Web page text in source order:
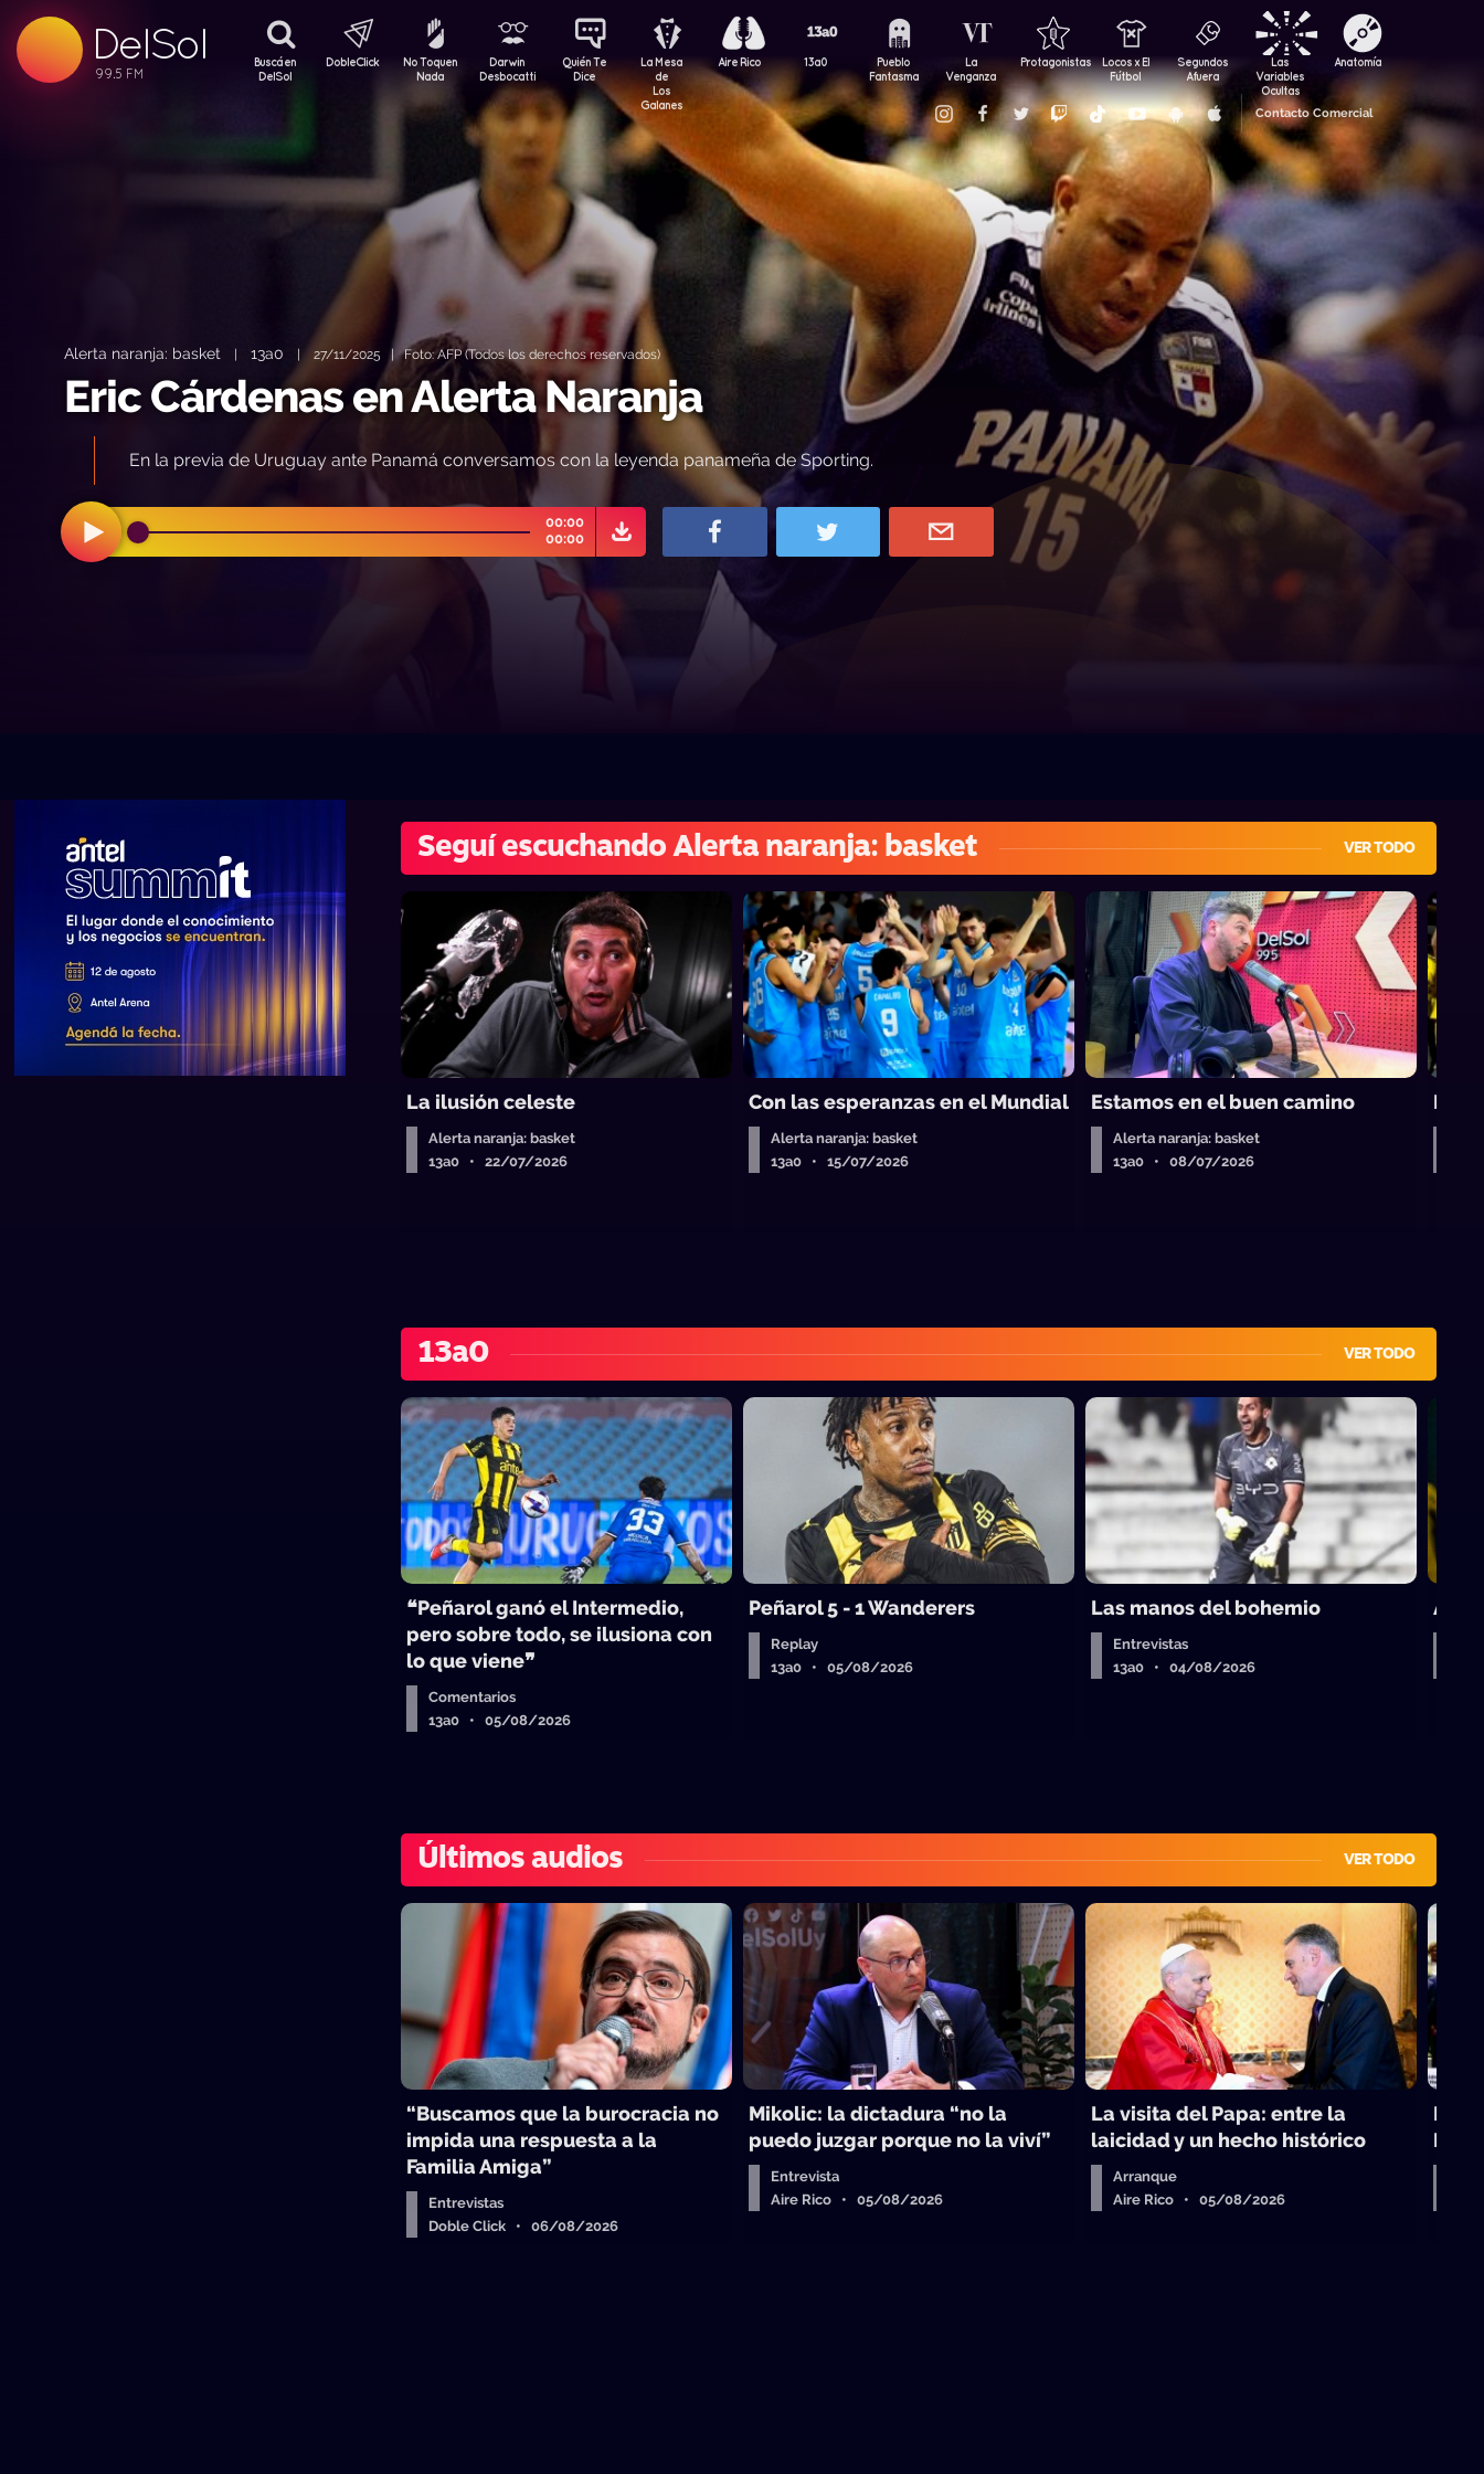
DelSol
99.5 FM
Buscá en
DelSol
DobleClick
No Toquen
Nada
Darwin
Desbocatti
Quién Te
Dice
La Mesa
de
Los
Galanes
Aire Rico 13a0
Pueblo
Fantasma
La
Venganza
Protagonistas
Locos x El
Fútbol
Segundos
Afuera
Las
Variables
Ocultas
Anatomía
Contacto Comercial
Alerta naranja: basket | 13a0 | 27/11/2025 | Foto: AFP (Todos los derechos reservados)
Eric Cárdenas en Alerta Naranja
En la previa de Uruguay ante Panamá conversamos con la leyenda panameña de Sporting.
00:00
00:00
Seguí escuchando Alerta naranja: basket VER TODO
La ilusión celeste
Alerta naranja: basket
13a0 • 22/07/2026
Con las esperanzas en el Mundial
Alerta naranja: basket
13a0 • 15/07/2026
Estamos en el buen camino
Alerta naranja: basket
13a0 • 08/07/2026
La
13a0 VER TODO
❝Peñarol ganó el Intermedio,
pero sobre todo, se ilusiona con
lo que viene❞
Comentarios
13a0 • 05/08/2026
Peñarol 5 - 1 Wanderers
Replay
13a0 • 05/08/2026
Las manos del bohemio
Entrevistas
13a0 • 04/08/2026
A
Últimos audios VER TODO
“Buscamos que la burocracia no
impida una respuesta a la
Familia Amiga”
Entrevistas
Doble Click • 06/08/2026
Mikolic: la dictadura “no la
puedo juzgar porque no la viví”
Entrevista
Aire Rico • 05/08/2026
La visita del Papa: entre la
laicidad y un hecho histórico
Arranque
Aire Rico • 05/08/2026
La